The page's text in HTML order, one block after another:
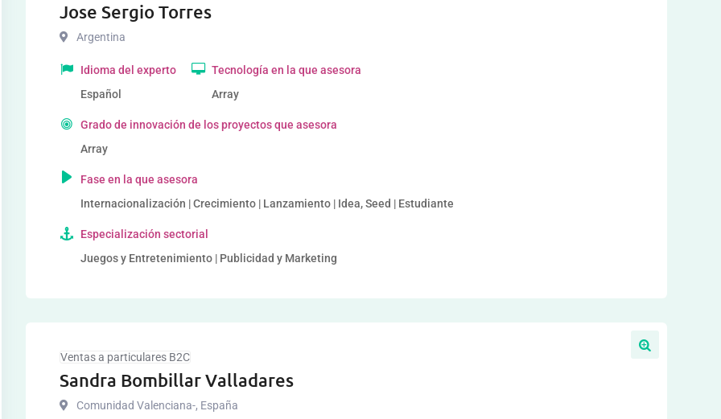
Jose Sergio Torres
Argentina
Idioma del experto
Español
Tecnología en la que asesora
Array
Grado de innovación de los proyectos que asesora
Array
Fase en la que asesora
Internacionalización | Crecimiento | Lanzamiento | Idea, Seed | Estudiante
Especialización sectorial
Juegos y Entretenimiento | Publicidad y Marketing
Ventas a particulares B2C
Sandra Bombillar Valladares
Comunidad Valenciana-, España